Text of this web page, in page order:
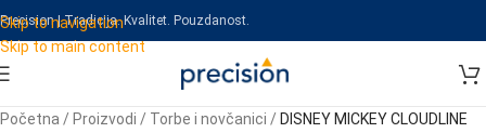
Skip to navigation
Skip to main content
Precision | Tradicija. Kvalitet. Pouzdanost.
Početna / Proizvodi / Torbe i novčanici / DISNEY MICKEY CLOUDLINE